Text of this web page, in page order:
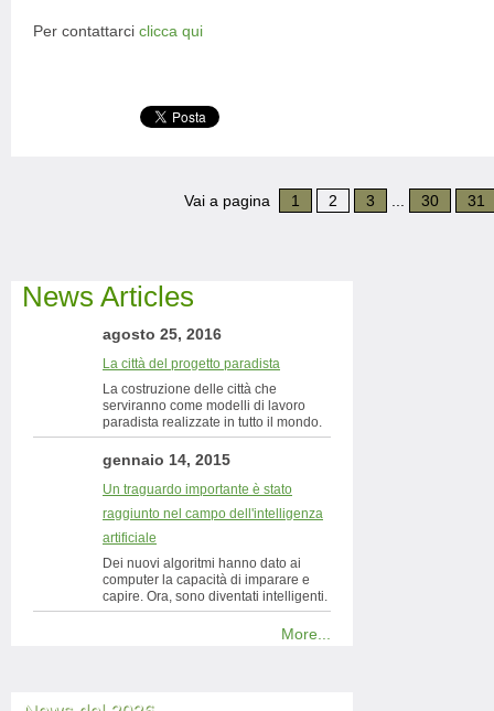
Per contattarci clicca qui
Vai a pagina 1 2 3 30 31
News Articles
agosto 25, 2016
La città del progetto paradista
La costruzione delle città che
serviranno come modelli di lavoro
paradista realizzate in tutto il mondo.
gennaio 14, 2015
Un traguardo importante è stato
raggiunto nel campo dell'intelligenza
artificiale
Dei nuovi algoritmi hanno dato ai
computer la capacità di imparare e
capire. Ora, sono diventati intelligenti.
More...